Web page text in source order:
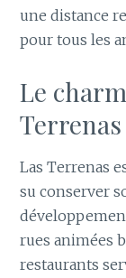
une distance
pour tous les
Le
Terrenas
Las Terrenas
su conserver
rues animées
restaurants